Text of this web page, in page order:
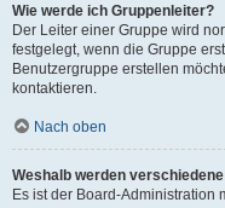
Wie werde ich Gruppenleiter?
Der Leiter einer Gruppe wird
festgelegt, wenn die Gruppe
Benutzergruppe erstellen
kontaktieren.
Nach oben
Weshalb werden
Es ist der Board-Administration